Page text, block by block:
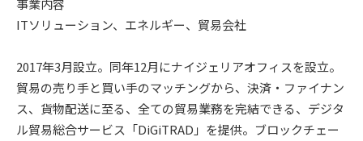
事業内容
ITソリューション、エネルギー、貿易会社
2017年3月設立。同年12月にナイジェリアオフィスを設立。
貿易の売り手と買い手のマッチングから、決済・ファイナン
ス、貨物配送に至る、全ての貿易業務を完結できる、デジタ
ル貿易総合サービス「DiGiTRAD」を提供。ブロックチェー